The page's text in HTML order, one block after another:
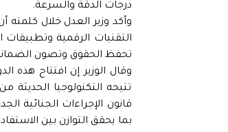
درجات الدقة والسرعة.
وأكد وزير العدل خلال
التقنيات الرقمية
تحفظ الحقوق وتصون
وقال الوزير إن افتتاح هذه
تتيحه التكنولوجيا
قانون الإجراءات الجنائية
بما يحقق التوازن بين